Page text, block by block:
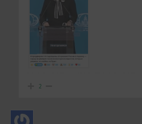
2